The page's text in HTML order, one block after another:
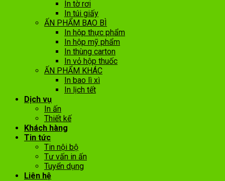
In tờ rơi
In túi giấy
ẤN PHẨM BAO BÌ
In hộp thực phẩm
In hộp mỹ phẩm
In thùng carton
In vỏ hộp thuốc
ẤN PHẨM KHÁC
In bao lì xì
In lịch tết
Dịch vụ
In ấn
Thiết kế
Khách hàng
Tin tức
Tin nội bộ
Tư vấn in ấn
Tuyển dụng
Liên hệ